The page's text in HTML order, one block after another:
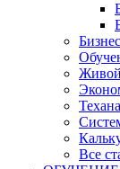
Все